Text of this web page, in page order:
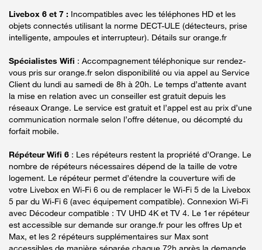
Livebox 6 et 7 : Incompatibles avec les téléphones HD et les
objets connectés utilisant la norme DECT-ULE (détecteurs, prise
intelligente, ampoules et interrupteur). Détails sur orange.fr
Spécialistes Wifi : Accompagnement téléphonique sur rendez-
vous pris sur orange.fr selon disponibilité ou via appel au Service
Client du lundi au samedi de 8h à 20h. Le temps d’attente avant
la mise en relation avec un conseiller est gratuit depuis les
réseaux Orange. Le service est gratuit et l’appel est au prix d’une
communication normale selon l’offre détenue, ou décompté du
forfait mobile.
Répéteur Wifi 6 : Les répéteurs restent la propriété d’Orange. Le
nombre de répéteurs nécessaires dépend de la taille de votre
logement. Le répéteur permet d’étendre la couverture wifi de
votre Livebox en Wi-Fi 6 ou de remplacer le Wi-Fi 5 de la Livebox
5 par du Wi-Fi 6 (avec équipement compatible). Connexion Wi-Fi
avec Décodeur compatible : TV UHD 4K et TV 4. Le 1er répéteur
est accessible sur demande sur orange.fr pour les offres Up et
Max, et les 2 répéteurs supplémentaires sur Max sont
accessibles de manière séparée chaque 72h après la demande